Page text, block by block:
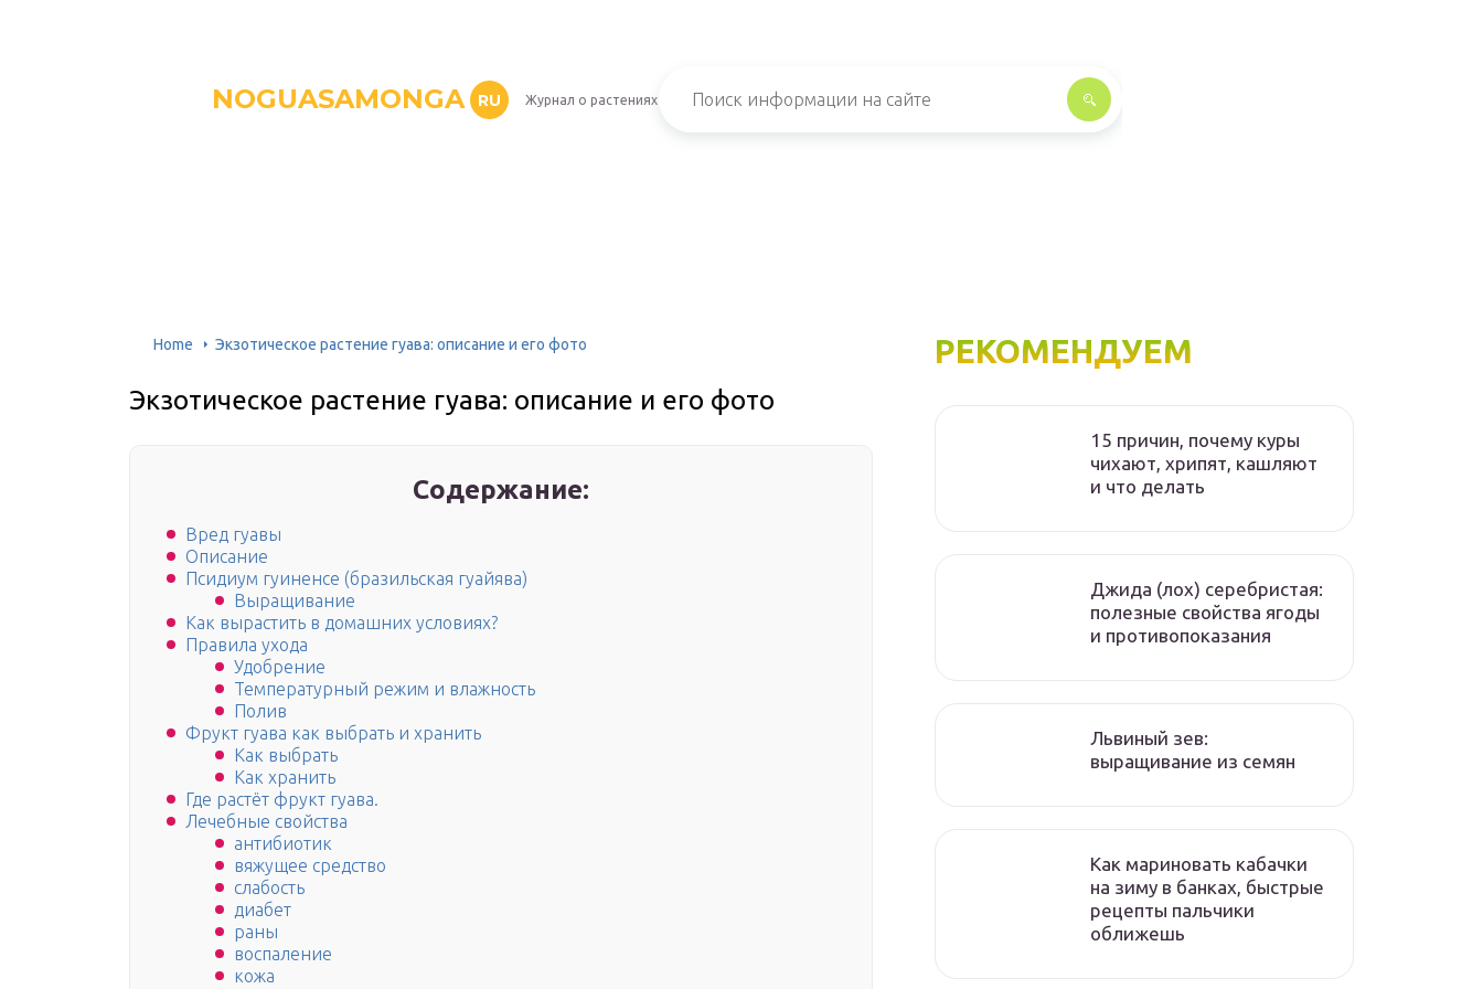
NOGUASAMONGA RU Журнал о растениях
Home Экзотическое растение гуава: описание и его фото
Экзотическое растение гуава: описание и его фото
Содержание:
Вред гуавы
Описание
Псидиум гуиненсе (бразильская гуайява)
Выращивание
Как вырастить в домашних условиях?
Правила ухода
Удобрение
Температурный режим и влажность
Полив
Фрукт гуава как выбрать и хранить
Как выбрать
Как хранить
Где растёт фрукт гуава.
Лечебные свойства
антибиотик
вяжущее средство
слабость
диабет
раны
воспаление
кожа
РЕКОМЕНДУЕМ
15 причин, почему куры
чихают, хрипят, кашляют
и что делать
Джида (лох) серебристая:
полезные свойства ягоды
и противопоказания
Львиный зев:
выращивание из семян
Как мариновать кабачки
на зиму в банках, быстрые
рецепты пальчики
оближешь